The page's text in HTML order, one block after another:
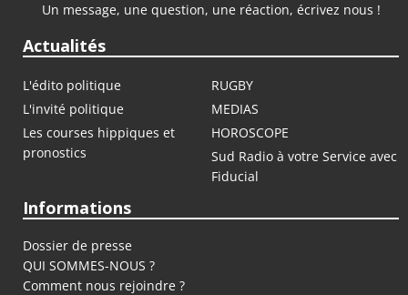
Un message, une question, une réaction, écrivez nous !
Actualités
L'édito politique
RUGBY
L'invité politique
MEDIAS
Les courses hippiques et
pronostics
HOROSCOPE
Sud Radio à votre Service avec
Fiducial
Informations
Dossier de presse
QUI SOMMES-NOUS ?
Comment nous rejoindre ?